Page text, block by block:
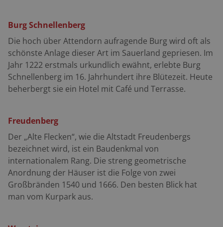
Folge. Weiter auf Eslohe zu. In Cobbenrode erwartet
uns eine Gaumenfreude. Die alte Mühle im Ort wurde
von einigen Bewohnern in jahrelanger, mühevoller
Arbeit restauriert und wieder in Betrieb genommen.
Heute wird dort wie eh und je Korn gemahlen. Das
Mehl gelangt zum ebenfalls historischen Backhaus, um
feine Allee geleitet uns über Schüren und Enkhausen
zum Henne-Stausee. Enge Kurven, holperiger Belag –
man sollte sein Augenmerk nicht nur auf die reizende
Umgebung richten. Der Weg windet sich hinunter zum
Hennesee und trifft auf die Bundesstraße 55. Jetzt geht
es nach links an der knapp 40 Millionen Kubikmeter
fassenden Henne-Talsperre entlang. Das Ufer säumt
Burg Schnellenberg
Die hoch über Attendorn aufragende Burg wird oft als
schönste Anlage dieser Art im Sauerland gepriesen. Im
Jahr 1222 erstmals urkundlich ewähnt, erlebte Burg
Schnellenberg im 16. Jahrhundert ihre Blütezeit. Heute
beherbergt sie ein Hotel mit Café und Terrasse.
Freudenberg
Der „Alte Flecken“, wie die Altstadt Freudenbergs
bezeichnet wird, ist ein Baudenkmal von
internationalem Rang. Die streng geometrische
Anordnung der Häuser ist die Folge von zwei
Großbränden 1540 und 1666. Den besten Blick hat
man vom Kurpark aus.